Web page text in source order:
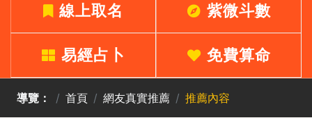
線上取名 紫微斗數
易經占卜 免費算命
導覽： 首頁 網友真實推薦 推薦內容